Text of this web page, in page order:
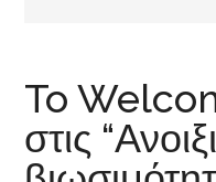
To
στις